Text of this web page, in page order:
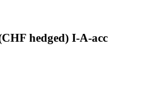
hedged) I-A-acc